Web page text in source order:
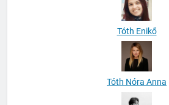
Tóth Enikő
Tóth Nóra Anna